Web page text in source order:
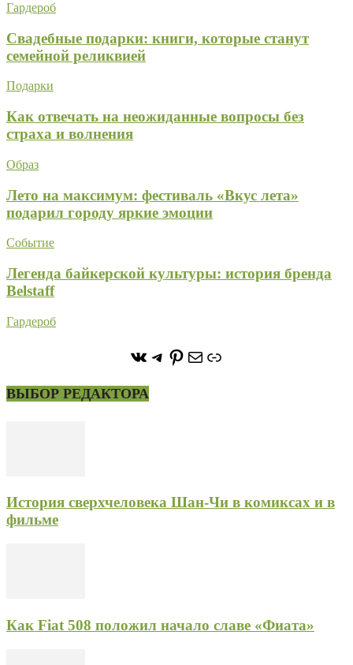
Гардероб
Свадебные подарки: книги, которые станут
семейной реликвией
Подарки
Как отвечать на неожиданные вопросы без
страха и волнения
Образ
Лето на максимум: фестиваль «Вкус лета»
подарил городу яркие эмоции
Событие
Легенда байкерской культуры: история бренда
Belstaff
Гардероб
https://vk.com/
https://t.me/stoneforest
https://
ПочтаСсылка
ВЫБОР РЕДАКТОРА
История сверхчеловека Шан-Чи в комиксах и в
фильме
Как Fiat 508 положил начало славе «Фиата»